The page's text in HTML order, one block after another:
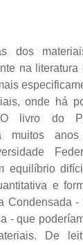
dos
na literatura
onde há
livro do
muitos
equilíbrio
e
Condensada -
- que
De